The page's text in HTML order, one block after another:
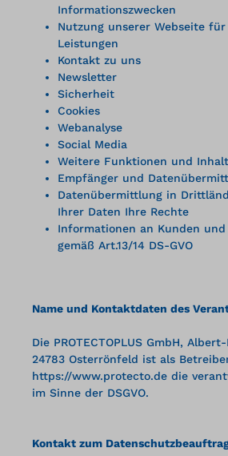
Informationszwecken
Nutzung unserer Webseite
Leistungen
Kontakt zu uns
Newsletter
Sicherheit
Cookies
Webanalyse
Social Media
Weitere Funktionen und
Empfänger und
Datenübermittlung in
Ihrer Daten Ihre Rechte
Informationen an Kunden
gemäß Art.13/14 DS-GVO
Name und Kontaktdaten des
Die PROTECTOPLUS GmbH,
24783 Osterrönfeld ist als
https://www.protecto.de die
im Sinne der DSGVO.
Kontakt zum